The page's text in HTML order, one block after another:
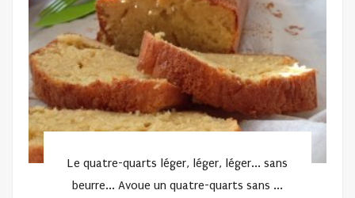
Le quatre-quarts léger, léger, léger... sans
beurre... Avoue un quatre-quarts sans ...